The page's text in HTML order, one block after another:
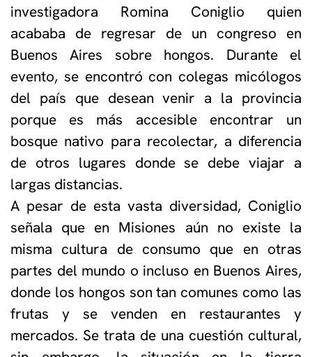
investigadora Romina Coniglio quien
acababa de regresar de un congreso en
Buenos Aires sobre hongos. Durante el
evento, se encontró con colegas micólogos
del país que desean venir a la provincia
porque es más accesible encontrar un
bosque nativo para recolectar, a diferencia
de otros lugares donde se debe viajar a
largas distancias.
A pesar de esta vasta diversidad, Coniglio
señala que en Misiones aún no existe la
misma cultura de consumo que en otras
partes del mundo o incluso en Buenos Aires,
donde los hongos son tan comunes como las
frutas y se venden en restaurantes y
mercados. Se trata de una cuestión cultural,